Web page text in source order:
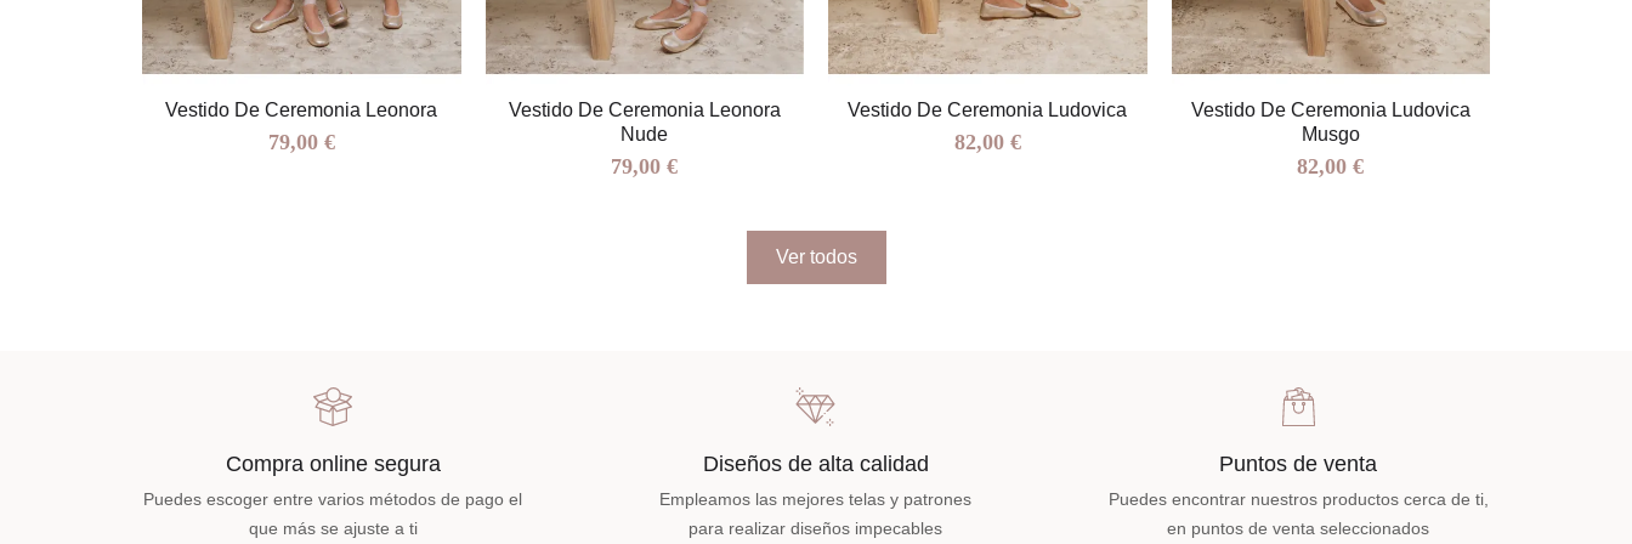
Vestido De Ceremonia Leonora
79,00 €
Vestido De Ceremonia Leonora
Nude
79,00 €
Vestido De Ceremonia Ludovica
82,00 €
Vestido De Ceremonia Ludovica
Musgo
82,00 €
Ver todos
Compra online segura
Puedes escoger entre varios métodos de pago el
que más se ajuste a ti
Diseños de alta calidad
Empleamos las mejores telas y patrones
para realizar diseños impecables
Puntos de venta
Puedes encontrar nuestros productos cerca de ti,
en puntos de venta seleccionados